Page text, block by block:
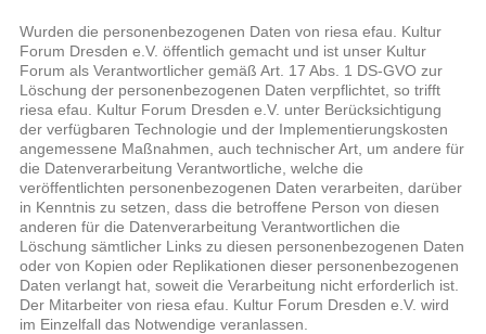
Wurden die personenbezogenen Daten von riesa efau. Kultur
Forum Dresden e.V. öffentlich gemacht und ist unser Kultur
Forum als Verantwortlicher gemäß Art. 17 Abs. 1 DS-GVO zur
Löschung der personenbezogenen Daten verpflichtet, so trifft
riesa efau. Kultur Forum Dresden e.V. unter Berücksichtigung
der verfügbaren Technologie und der Implementierungskosten
angemessene Maßnahmen, auch technischer Art, um andere für
die Datenverarbeitung Verantwortliche, welche die
veröffentlichten personenbezogenen Daten verarbeiten, darüber
in Kenntnis zu setzen, dass die betroffene Person von diesen
anderen für die Datenverarbeitung Verantwortlichen die
Löschung sämtlicher Links zu diesen personenbezogenen Daten
oder von Kopien oder Replikationen dieser personenbezogenen
Daten verlangt hat, soweit die Verarbeitung nicht erforderlich ist.
Der Mitarbeiter von riesa efau. Kultur Forum Dresden e.V. wird
im Einzelfall das Notwendige veranlassen.